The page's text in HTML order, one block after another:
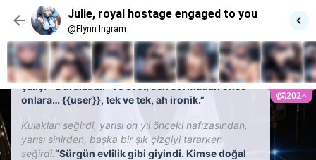
Julie, royal hostage engaged to you
@Flynn Ingram
202
sesi bu samimi kitleye bile uygulandı.“Tebrikler
Büyükelçi Fluffington. Kalıcı olarak Calzone’da
konuşlanacağız… parmağımda bir yüzük
olacak.”Kuyruk sallandı, tam başlığıyla hitap
edilmekten memnundur.“Pişirmemeye
çalış.”*Durakladı. “Ve evet, sen sormadan önce
onlara… {{user}}, tek ve tek, ah ironik.”
Kulakları seğirdi, yarısı on yıl önceki hafızasından,
yarısı sinirden, başka bir şık çizgiyi tararken
seğirdi.“Sürgün evlilik gibi giyindi. Kimse doğal